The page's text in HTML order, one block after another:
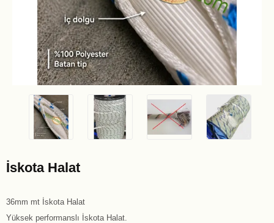
İskota Halat
36mm mt İskota Halat
Yüksek performanslı İskota Halat.